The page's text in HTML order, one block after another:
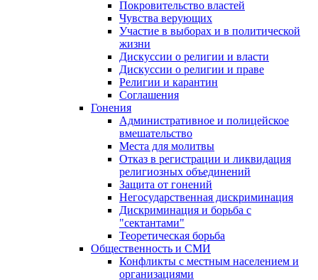
Покровительство властей
Чувства верующих
Участие в выборах и в политической
жизни
Дискуссии о религии и власти
Дискуссии о религии и праве
Религии и карантин
Соглашения
Гонения
Административное и полицейское
вмешательство
Места для молитвы
Отказ в регистрации и ликвидация
религиозных объединений
Защита от гонений
Негосударственная дискриминация
Дискриминация и борьба с
"сектантами"
Теоретическая борьба
Общественность и СМИ
Конфликты с местным населением и
организациями